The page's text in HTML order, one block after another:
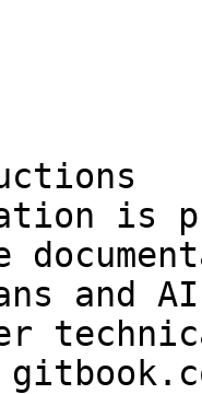
is
and